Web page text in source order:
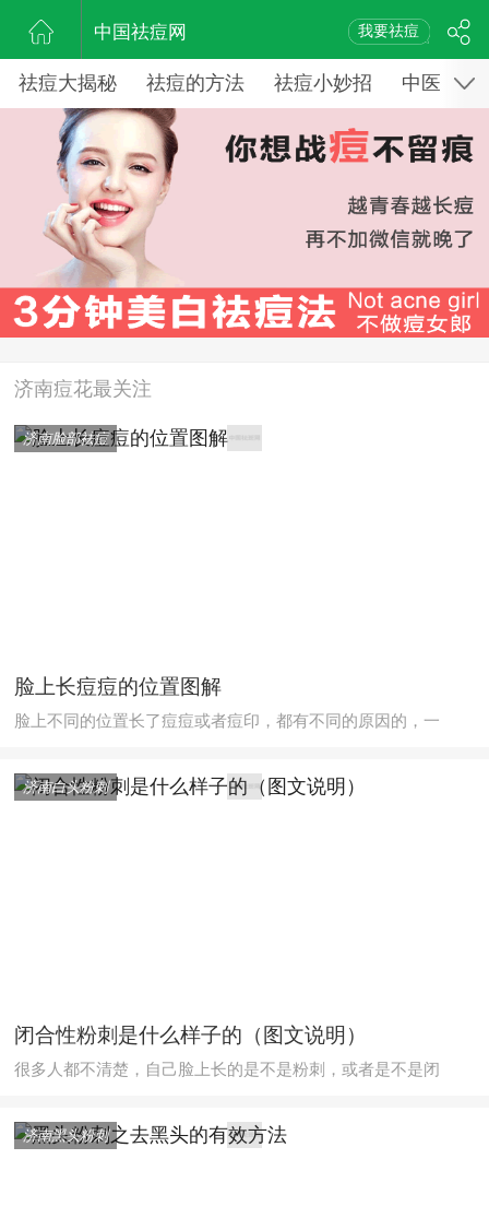
中国祛痘网 我要祛痘
祛痘大揭秘 祛痘的方法 祛痘小妙招 中医药祛
济南痘花最关注
济南脸部祛痘
脸上长痘痘的位置图解
脸上不同的位置长了痘痘或者痘印，都有不同的原因的，一
济南白头粉刺
闭合性粉刺是什么样子的（图文说明）
很多人都不清楚，自己脸上长的是不是粉刺，或者是不是闭
济南黑头粉刺